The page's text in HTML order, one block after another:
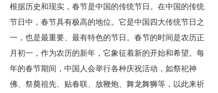
根据历史和现实，春节是中国的传统节日。在中国的传统
节日中，春节具有极高的地位。它是中国四大传统节日之
一，也是最重要、最有特色的节日。春节的时间是农历正
月初一，作为农历的新年，它象征着新的开始和希望。每
年的春节期间，中国人会举行各种庆祝活动，如祭祀神
佛、祭奠祖先、贴春联、放鞭炮、舞龙舞狮等，以此来祈